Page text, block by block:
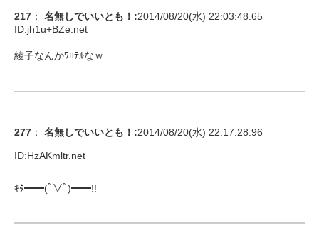
217 ： 名無しでいいとも！ :2014/08/20(水) 22:03:48.65
ID:jh1u+BZe.net
綾子なんかﾜﾛﾃﾙなｗ
277 ： 名無しでいいとも！ :2014/08/20(水) 22:17:28.96
ID:HzAKmltr.net
ｷﾀ━━(ﾟ∀ﾟ)━━!!